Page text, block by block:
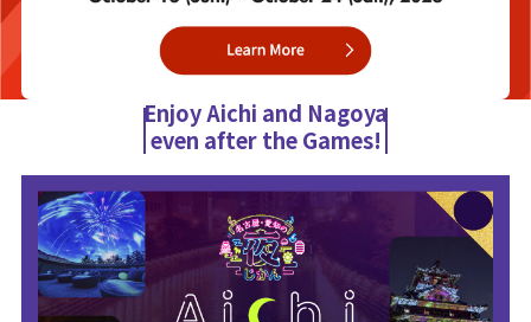
Enjoy Aichi and Nagoya
even after the Games!